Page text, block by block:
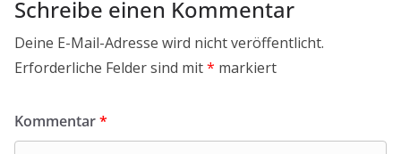
Schreibe einen Kommentar
Deine E-Mail-Adresse wird nicht veröffentlicht.
Erforderliche Felder sind mit* markiert
Kommentar*